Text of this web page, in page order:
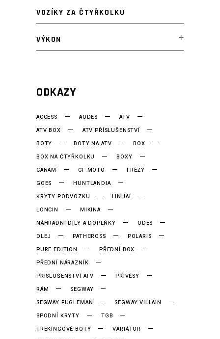
VOZÍKY ZA ČTYŘKOLKU
VÝKON
ODKAZY
ACCESS AODES
ATV
ATV BOX
ATV PŘÍSLUŠENSTVÍ
BOTY
BOTY NA ATV
BOX
BOX NA ČTYŘKOLKU
BOXY
CANAM
CF-MOTO
FRÉZY
GOES
HUNTLANDIA
KRYTY PODVOZKU
LINHAI
LONCIN
MIKINA
NÁHRADNÍ DÍLY A DOPLŇKY
ODES
OLEJ
PATHCROSS
POLARIS
PURE EDITION
PŘEDNÍ BOX
PŘEDNÍ NÁRAZNÍK
PŘÍSLUŠENSTVÍ ATV
PŘÍVĚSY
RÁM
SEGWAY
SEGWAY FUGLEMAN
SEGWAY VILLAIN
SPODNÍ KRYTY
TGB
TREKINGOVÉ BOTY
VARIÁTOR